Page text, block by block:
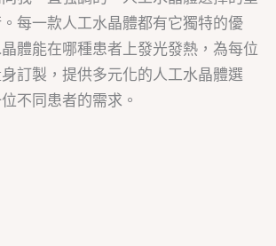
每一款人工水晶體都有它獨特的優
體能在哪種患者上發光發熱，為每位
訂製，提供多元化的人工水晶體選
不同患者的需求。